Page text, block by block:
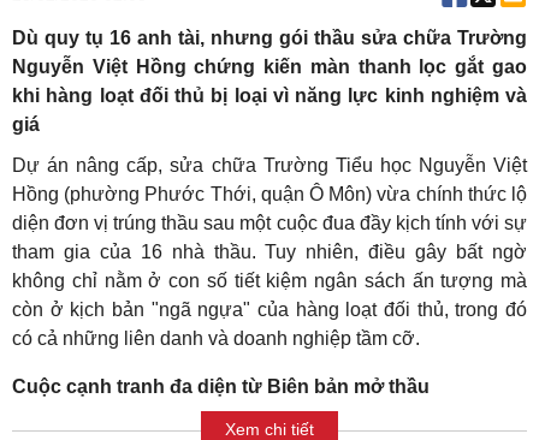
Dù quy tụ 16 anh tài, nhưng gói thầu sửa chữa Trường
Nguyễn Việt Hồng chứng kiến màn thanh lọc gắt gao
khi hàng loạt đối thủ bị loại vì năng lực kinh nghiệm và
giá
Dự án nâng cấp, sửa chữa Trường Tiểu học Nguyễn Việt
Hồng (phường Phước Thới, quận Ô Môn) vừa chính thức lộ
diện đơn vị trúng thầu sau một cuộc đua đầy kịch tính với sự
tham gia của 16 nhà thầu. Tuy nhiên, điều gây bất ngờ
không chỉ nằm ở con số tiết kiệm ngân sách ấn tượng mà
còn ở kịch bản "ngã ngựa" của hàng loạt đối thủ, trong đó
có cả những liên danh và doanh nghiệp tầm cỡ.
Cuộc cạnh tranh đa diện từ Biên bản mở thầu
Xem chi tiết